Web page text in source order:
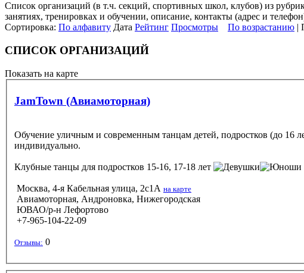
Список организаций (в т.ч. секций, спортивных школ, клубов) из
занятиях, тренировках и обучении, описание, контакты (адрес и
Сортировка: По алфавиту Дата Рейтинг Просмотры По возрастанию |
СПИСОК ОРГАНИЗАЦИЙ
Показать на карте
JamTown (Авиамоторная)
Обучение уличным и современным танцам детей, подростков (до 16
индивидуально.
Клубные танцы для подростков 15-16, 17-18 лет
Москва, 4-я Кабельная улица, 2с1А на карте
Авиамоторная, Андроновка, Нижегородская
ЮВАО/р-н Лефортово
+7-965-104-22-09
Отзывы: 0